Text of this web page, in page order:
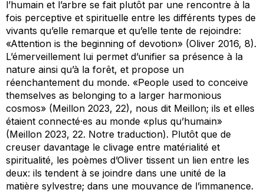
l’humain et l’arbre se fait plutôt par une rencontre à la
fois perceptive et spirituelle entre les différents types de
vivants qu’elle remarque et qu’elle tente de rejoindre:
«Attention is the beginning of devotion» (Oliver 2016, 8).
L’émerveillement lui permet d’unifier sa présence à la
nature ainsi qu’à la forêt, et propose un
réenchantement du monde. «People used to conceive
themselves as belonging to a larger harmonious
cosmos» (Meillon 2023, 22), nous dit Meillon; ils et elles
étaient connecté·es au monde «plus qu’humain»
(Meillon 2023, 22. Notre traduction). Plutôt que de
creuser davantage le clivage entre matérialité et
spiritualité, les poèmes d’Oliver tissent un lien entre les
deux: ils tendent à se joindre dans une unité de la
matière sylvestre; dans une mouvance de l’immanence.